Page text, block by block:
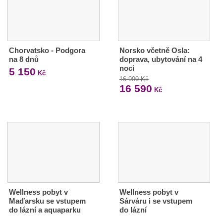
Chorvatsko - Podgora
na 8 dnů
5 150 Kč
Norsko včetně Osla:
doprava, ubytování na 4
noci
16 990 Kč
16 590 Kč
Wellness pobyt v
Maďarsku se vstupem
do lázní a aquaparku
Wellness pobyt v
Sárváru i se vstupem
do lázní